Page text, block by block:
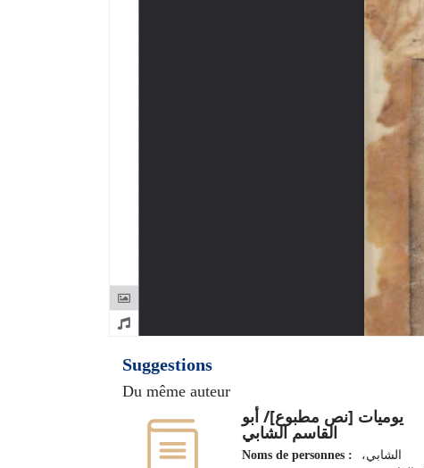
Suggestions
Du même auteur
يوميات [نص مطبوع]/ أبو
القاسم الشابي
Noms de personnes :
الشابي،